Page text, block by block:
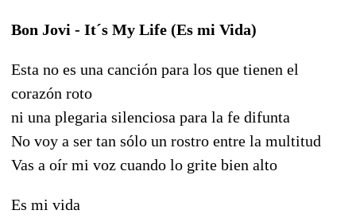
Bon Jovi - It´s My Life (Es mi Vida)
Esta no es una canción para los que tienen el
corazón roto
ni una plegaria silenciosa para la fe difunta
No voy a ser tan sólo un rostro entre la multitud
Vas a oír mi voz cuando lo grite bien alto
Es mi vida